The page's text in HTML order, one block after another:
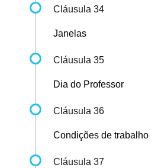
Cláusula 34
Janelas
Cláusula 35
Dia do Professor
Cláusula 36
Condições de trabalho
Cláusula 37